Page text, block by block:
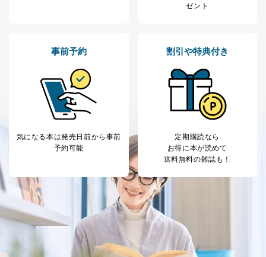
ゼント
事前予約
気になる本は発売日前から事前
予約可能
割引や特典付き
定期購読なら
お得に本が読めて
送料無料の雑誌も！